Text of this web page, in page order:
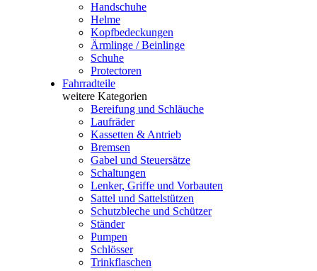
Handschuhe
Helme
Kopfbedeckungen
Ärmlinge / Beinlinge
Schuhe
Protectoren
Fahrradteile
weitere Kategorien
Bereifung und Schläuche
Laufräder
Kassetten & Antrieb
Bremsen
Gabel und Steuersätze
Schaltungen
Lenker, Griffe und Vorbauten
Sattel und Sattelstützen
Schutzbleche und Schützer
Ständer
Pumpen
Schlösser
Trinkflaschen